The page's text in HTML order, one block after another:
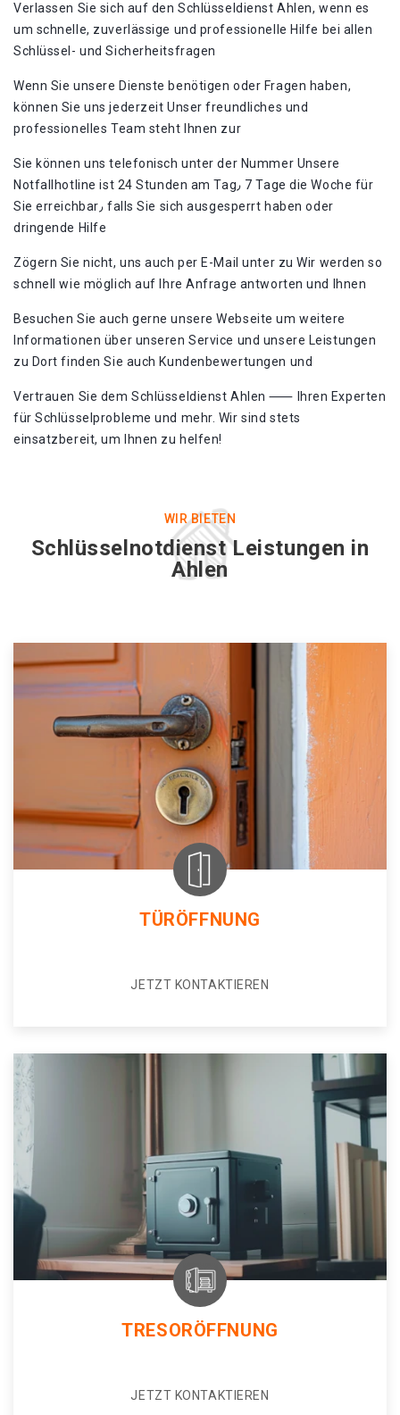
Verlassen Sie sich auf den Schlüsseldienst Ahlen, wenn es
um schnelle, zuverlässige und professionelle Hilfe bei allen
Schlüssel- und Sicherheitsfragen
Wenn Sie unsere Dienste benötigen oder Fragen haben,
können Sie uns jederzeit Unser freundliches und
professionelles Team steht Ihnen zur
Sie können uns telefonisch unter der Nummer Unsere
Notfallhotline ist 24 Stunden am Tag٫ 7 Tage die Woche für
Sie erreichbar٫ falls Sie sich ausgesperrt haben oder
dringende Hilfe
Zögern Sie nicht, uns auch per E-Mail unter zu Wir werden so
schnell wie möglich auf Ihre Anfrage antworten und Ihnen
Besuchen Sie auch gerne unsere Webseite um weitere
Informationen über unseren Service und unsere Leistungen
zu Dort finden Sie auch Kundenbewertungen und
Vertrauen Sie dem Schlüsseldienst Ahlen ⸺ Ihren Experten
für Schlüsselprobleme und mehr. Wir sind stets
einsatzbereit, um Ihnen zu helfen!​
WIR BIETEN
Schlüsselnotdienst Leistungen in
Ahlen
TÜRÖFFNUNG
JETZT KONTAKTIEREN
TRESORÖFFNUNG
JETZT KONTAKTIEREN